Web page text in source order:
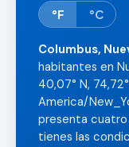
°F °C
Columbus,
habitantes en
40,07° N,
America/
presenta cuatro
tienes las